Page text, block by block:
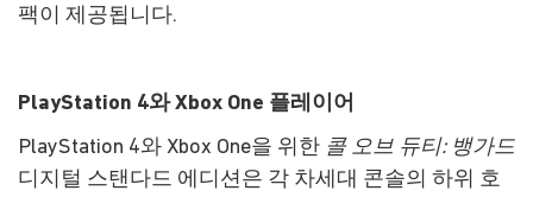
팩이 제공됩니다.
PlayStation 4와 Xbox One 플레이어
PlayStation 4와 Xbox One을 위한 콜 오브 듀티: 뱅가드
디지털 스탠다드 에디션은 각 차세대 콘솔의 하위 호